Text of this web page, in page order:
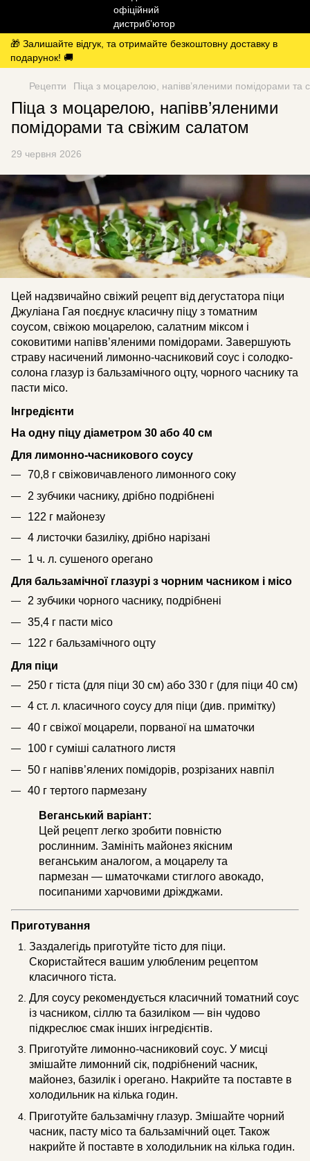
🎁 Залишайте відгук, та отримайте безкоштовну доставку в
подарунок! 🚚
Рецепти Піца з моцарелою, напівв’яленими помідорами та
Піца з моцарелою, напівв’яленими
помідорами та свіжим салатом
29 червня 2026
Цей надзвичайно свіжий рецепт від дегустатора піци
Джуліана Гая поєднує класичну піцу з томатним
соусом, свіжою моцарелою, салатним міксом і
соковитими напівв’яленими помідорами. Завершують
страву насичений лимонно-часниковий соус і солодко-
солона глазур із бальзамічного оцту, чорного часнику та
пасти місо.
Інгредієнти
На одну піцу діаметром 30 або 40 см
Для лимонно-часникового соусу
70,8 г свіжовичавленого лимонного соку
2 зубчики часнику, дрібно подрібнені
122 г майонезу
4 листочки базиліку, дрібно нарізані
1 ч. л. сушеного орегано
Для бальзамічної глазурі з чорним часником і місо
2 зубчики чорного часнику, подрібнені
35,4 г пасти місо
122 г бальзамічного оцту
Для піци
250 г тіста (для піци 30 см) або 330 г (для піци 40 см)
4 ст. л. класичного соусу для піци (див. примітку)
40 г свіжої моцарели, порваної на шматочки
100 г суміші салатного листя
50 г напівв’ялених помідорів, розрізаних навпіл
40 г тертого пармезану
Веганський варіант:
Цей рецепт легко зробити повністю
рослинним. Замініть майонез якісним
веганським аналогом, а моцарелу та
пармезан — шматочками стиглого авокадо,
посипаними харчовими дріжджами.
Приготування
Заздалегідь приготуйте тісто для піци.
Скористайтеся вашим улюбленим рецептом
класичного тіста.
Для соусу рекомендується класичний томатний соус
із часником, сіллю та базиліком — він чудово
підкреслює смак інших інгредієнтів.
Приготуйте лимонно-часниковий соус. У мисці
змішайте лимонний сік, подрібнений часник,
майонез, базилік і орегано. Накрийте та поставте в
холодильник на кілька годин.
Приготуйте бальзамічну глазур. Змішайте чорний
часник, пасту місо та бальзамічний оцет. Також
накрийте й поставте в холодильник на кілька годин.